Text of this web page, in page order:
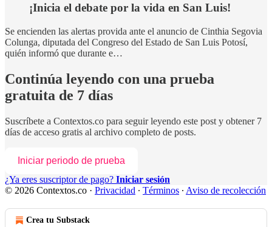
¡Inicia el debate por la vida en San Luis!
Se encienden las alertas provida ante el anuncio de Cinthia Segovia
Colunga, diputada del Congreso del Estado de San Luis Potosí,
quién informó que durante e…
Continúa leyendo con una prueba
gratuita de 7 días
Suscríbete a Contextos.co para seguir leyendo este post y obtener 7
días de acceso gratis al archivo completo de posts.
Iniciar periodo de prueba
¿Ya eres suscriptor de pago? Iniciar sesión
© 2026 Contextos.co · Privacidad ∙ Términos ∙ Aviso de recolección
Crea tu Substack